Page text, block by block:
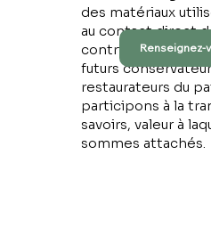
des matériaux
au contact direct
contribuant à la
futurs
restaurateurs du
participons à la
savoirs, valeur à
sommes attachés.
Renseignez-